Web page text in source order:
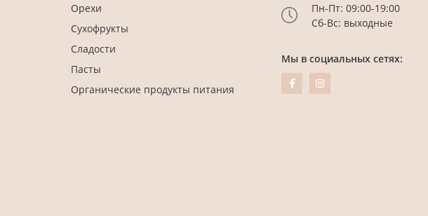
Орехи
Сухофрукты
Сладости
Пасты
Органические продукты питания
Пн-Пт: 09:00-19:00
Сб-Вс: выходные
Мы в социальных сетях: